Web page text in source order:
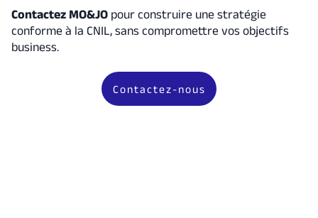
Contactez MO&JOpour construire une stratégie
conforme à la CNIL, sans compromettre vos objectifs
business.
Contactez-nous